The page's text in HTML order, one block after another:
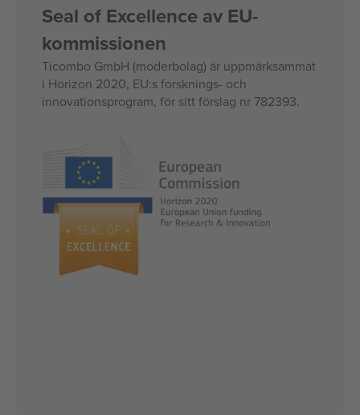
Seal of Excellence av EU-
kommissionen
Ticombo GmbH (moderbolag) är uppmärksammat
i Horizon 2020, EU:s forsknings- och
innovationsprogram, för sitt förslag nr 782393.